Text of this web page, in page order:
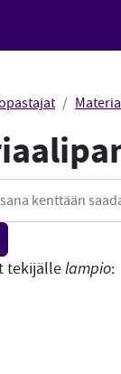
tekijällelampio: